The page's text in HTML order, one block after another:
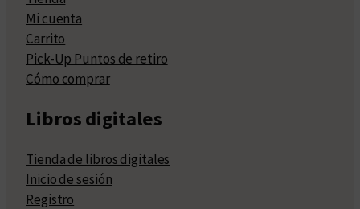
Mi cuenta
Carrito
Pick-Up Puntos de retiro
Cómo comprar
Libros digitales
Tienda de libros digitales
Inicio de sesión
Registro